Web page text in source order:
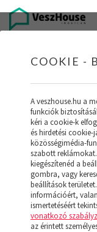
(19)
COOKIE -
A veszhouse.hu a
funkciók
kéri a cookie-k
és hirdetési
közösségimédia-
szabott
kiegészítenéd a
gombra, vagy
beállítások
információért,
ismertetéséért
vonatkozó
az érintett